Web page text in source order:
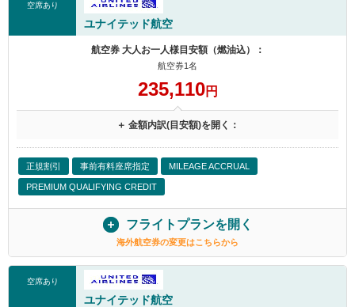
空席あり
ユナイテッド航空
航空券 大人お一人様目安額（燃油込）：
航空券1名
235,110円
＋ 金額内訳(目安額)を開く：
正規割引 事前有料座席指定 MILEAGE ACCRUAL
PREMIUM QUALIFYING CREDIT
フライトプランを開く
海外航空券の変更はこちらから
空席あり
ユナイテッド航空